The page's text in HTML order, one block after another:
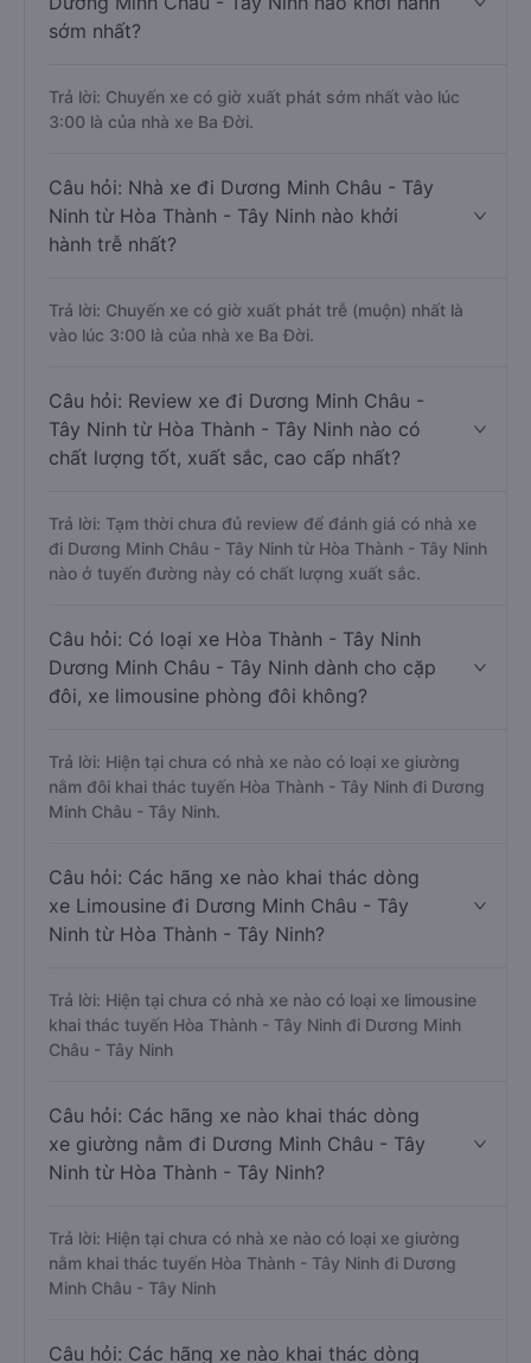
sớm nhất?
Trả lời: Chuyến xe có giờ xuất phát sớm nhất vào lúc
3:00 là của nhà xe Ba Đời.
Câu hỏi: Nhà xe đi Dương Minh Châu - Tây
Ninh từ Hòa Thành - Tây Ninh nào khởi
hành trễ nhất?
Trả lời: Chuyến xe có giờ xuất phát trễ (muộn) nhất là
vào lúc 3:00 là của nhà xe Ba Đời.
Câu hỏi: Review xe đi Dương Minh Châu -
Tây Ninh từ Hòa Thành - Tây Ninh nào có
chất lượng tốt, xuất sắc, cao cấp nhất?
Trả lời: Tạm thời chưa đủ review để đánh giá có nhà xe
đi Dương Minh Châu - Tây Ninh từ Hòa Thành - Tây Ninh
nào ở tuyến đường này có chất lượng xuất sắc.
Câu hỏi: Có loại xe Hòa Thành - Tây Ninh
Dương Minh Châu - Tây Ninh dành cho cặp
đôi, xe limousine phòng đôi không?
Trả lời: Hiện tại chưa có nhà xe nào có loại xe giường
nằm đôi khai thác tuyến Hòa Thành - Tây Ninh đi Dương
Minh Châu - Tây Ninh.
Câu hỏi: Các hãng xe nào khai thác dòng
xe Limousine đi Dương Minh Châu - Tây
Ninh từ Hòa Thành - Tây Ninh?
Trả lời: Hiện tại chưa có nhà xe nào có loại xe limousine
khai thác tuyến Hòa Thành - Tây Ninh đi Dương Minh
Châu - Tây Ninh
Câu hỏi: Các hãng xe nào khai thác dòng
xe giường nằm đi Dương Minh Châu - Tây
Ninh từ Hòa Thành - Tây Ninh?
Trả lời: Hiện tại chưa có nhà xe nào có loại xe giường
nằm khai thác tuyến Hòa Thành - Tây Ninh đi Dương
Minh Châu - Tây Ninh
Câu hỏi: Các hãng xe nào khai thác dòng